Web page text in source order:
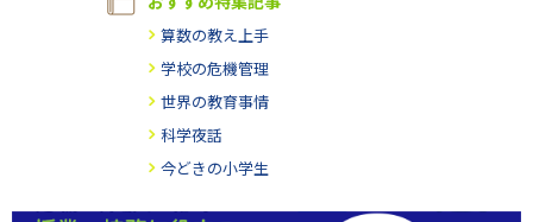
算数の教え上手
学校の危機管理
世界の教育事情
科学夜話
今どきの小学生